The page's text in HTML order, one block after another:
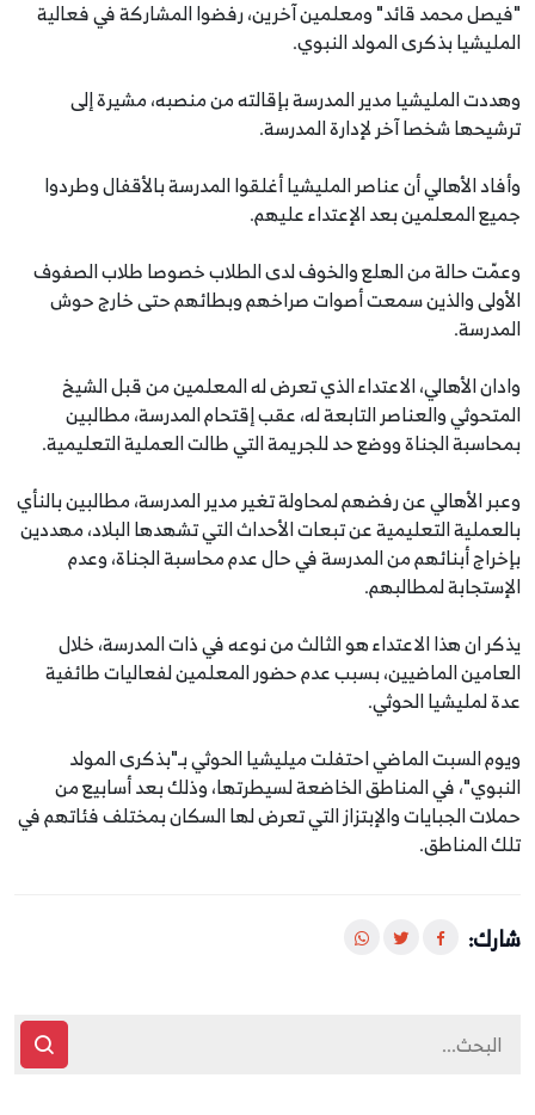
"فيصل محمد قائد" ومعلمين آخرين، رفضوا المشاركة في فعالية
المليشيا بذكرى المولد النبوي.
وهددت المليشيا مدير المدرسة بإقالته من منصبه، مشيرة إلى
ترشيحها شخصا آخر لإدارة المدرسة.
وأفاد الأهالي أن عناصر المليشيا أغلقوا المدرسة بالأقفال وطردوا
جميع المعلمين بعد الإعتداء عليهم.
وعمّت حالة من الهلع والخوف لدى الطلاب خصوصا طلاب الصفوف
الأولى والذين سمعت أصوات صراخهم وبطائهم حتى خارج حوش
المدرسة.
وادان الأهالي، الاعتداء الذي تعرض له المعلمين من قبل الشيخ
المتحوثي والعناصر التابعة له، عقب إقتحام المدرسة، مطالبين
بمحاسبة الجناة ووضع حد للجريمة التي طالت العملية التعليمية.
وعبر الأهالي عن رفضهم لمحاولة تغير مدير المدرسة، مطالبين بالنأي
بالعملية التعليمية عن تبعات الأحداث التي تشهدها البلاد، مهددين
بإخراج أبنائهم من المدرسة في حال عدم محاسبة الجناة، وعدم
الإستجابة لمطالبهم.
يذكر ان هذا الاعتداء هو الثالث من نوعه في ذات المدرسة، خلال
العامين الماضيين، بسبب عدم حضور المعلمين لفعاليات طائفية
عدة لمليشيا الحوثي.
ويوم السبت الماضي احتفلت ميليشيا الحوثي بـ"بذكرى المولد
النبوي"، في المناطق الخاضعة لسيطرتها، وذلك بعد أسابيع من
حملات الجبايات والإبتزاز التي تعرض لها السكان بمختلف فئاتهم في
تلك المناطق.
شارك: